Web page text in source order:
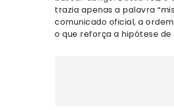
trazia apenas a palavra
comunicado oficial, a
o que reforça a hipótese